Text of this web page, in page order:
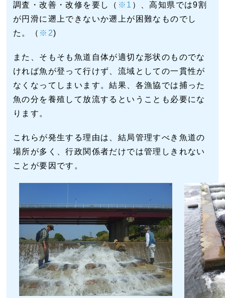
調査・改善・改修を要し（ ※1 ）、高知県では9割
が円滑に遡上できないか遡上が困難なものでし
た。（ ※2)
また、そもそも魚道自体が適切な形状のものでな
ければ魚が登って行けず、流域としての一貫性が
なくなってしまいます。結果、各漁協では捕った
魚の分を養殖して放流するということも必要にな
ります。
これらが発生する理由は、結局管理すべき魚道の
場所が多く、行政関係者だけでは管理しきれない
ことが要因です。